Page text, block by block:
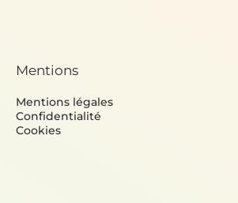
Mentions
Mentions légales
Confidentialité
Cookies